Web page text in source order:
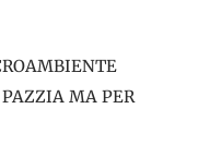
MA PER